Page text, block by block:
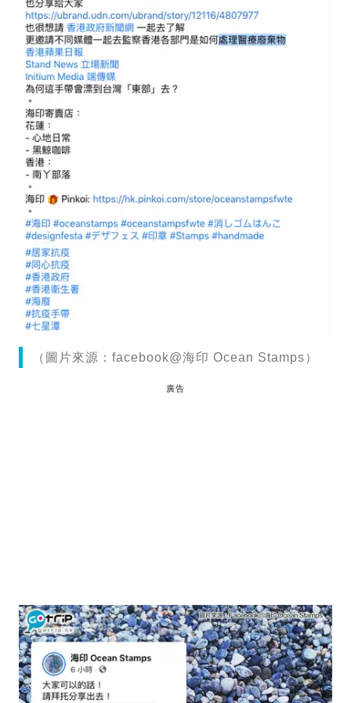
（圖片來源：facebook@海印 Ocean Stamps）
廣告